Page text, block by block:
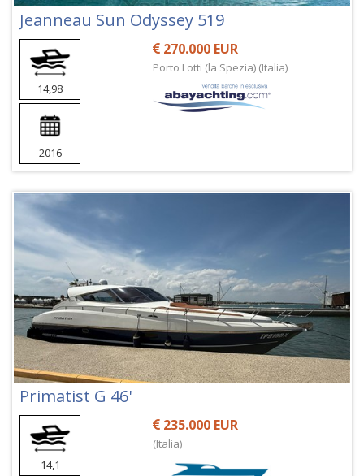
Jeanneau Sun Odyssey 519
14,98
2016
270.000 EUR
Porto Lotti (la Spezia) (Italia)
Primatist G 46'
14,1
235.000 EUR
(Italia)